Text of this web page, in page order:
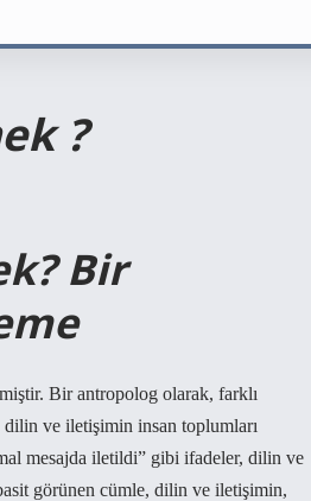
?
Bir
Bir antropolog olarak, farklı
ve iletişimin insan toplumları
mesajda iletildi” gibi ifadeler, dilin ve
görünen cümle, dilin ve iletişimin,